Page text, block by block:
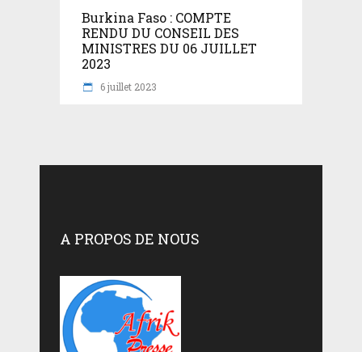
Burkina Faso : COMPTE
RENDU DU CONSEIL DES
MINISTRES DU 06 JUILLET
2023
6 juillet 2023
A PROPOS DE NOUS